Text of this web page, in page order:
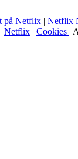
på Netflix | Netflix
| Netflix | Cookies |